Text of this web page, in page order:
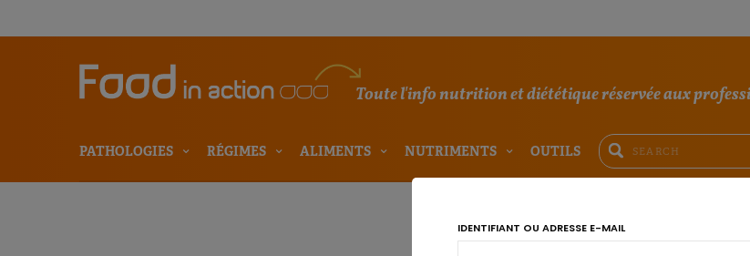
Toute l'info nutrition et diététique réservée aux
PATHOLOGIES RÉGIMES ALIMENTS NUTRIMENTS OUTILS
IDENTIFIANT OU ADRESSE E-MAIL